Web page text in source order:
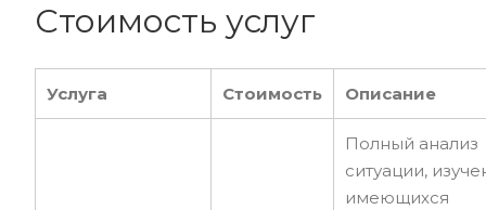
Стоимость услуг
Услуга Стоимость Описание
Полный анализ
ситуации,
имеющихся